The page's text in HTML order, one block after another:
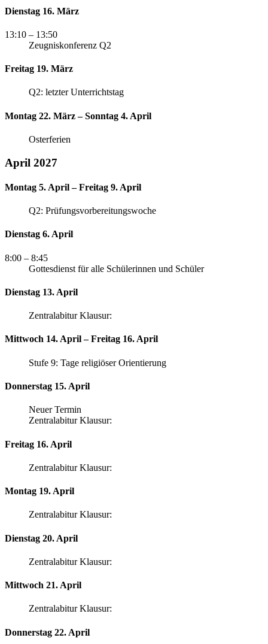
Dienstag 16. März
13:10 – 13:50
Zeugniskonferenz Q2
Freitag 19. März
Q2: letzter Unterrichtstag
Montag 22. März – Sonntag 4. April
Osterferien
April 2027
Montag 5. April – Freitag 9. April
Q2: Prüfungsvorbereitungswoche
Dienstag 6. April
8:00 – 8:45
Gottesdienst für alle Schülerinnen und Schüler
Dienstag 13. April
Zentralabitur Klausur:
Mittwoch 14. April – Freitag 16. April
Stufe 9: Tage religiöser Orientierung
Donnerstag 15. April
Neuer Termin
Zentralabitur Klausur:
Freitag 16. April
Zentralabitur Klausur:
Montag 19. April
Zentralabitur Klausur:
Dienstag 20. April
Zentralabitur Klausur:
Mittwoch 21. April
Zentralabitur Klausur:
Donnerstag 22. April